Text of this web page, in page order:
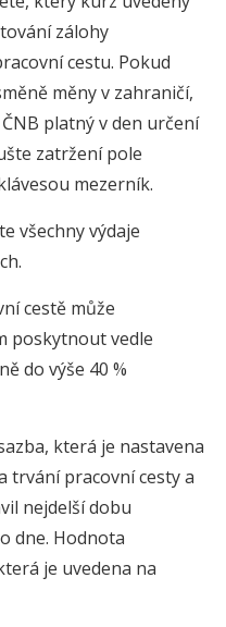
zálohy
cestu. Pokud
měny v zahraničí,
platný v den určení
zatržení pole
mezerník.
všechny výdaje
cestě může
poskytnout vedle
do výše 40 %
která je nastavena
trvání pracovní cesty a
nejdelší dobu
dne. Hodnota
je uvedena na